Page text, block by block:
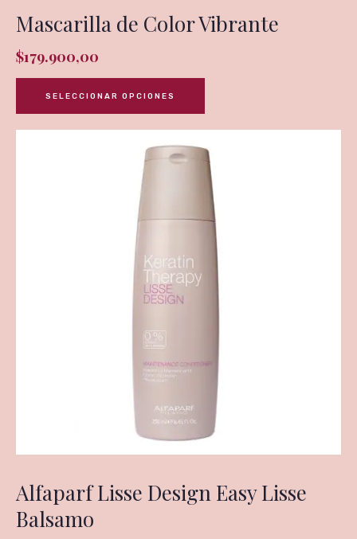
Mascarilla de Color Vibrante
$179.900,00
SELECCIONAR OPCIONES
Alfaparf Lisse Design Easy Lisse
Balsamo